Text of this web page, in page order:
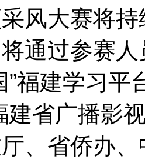
风大赛将
通过参赛
”福建学习平
建省广播影
、省侨办